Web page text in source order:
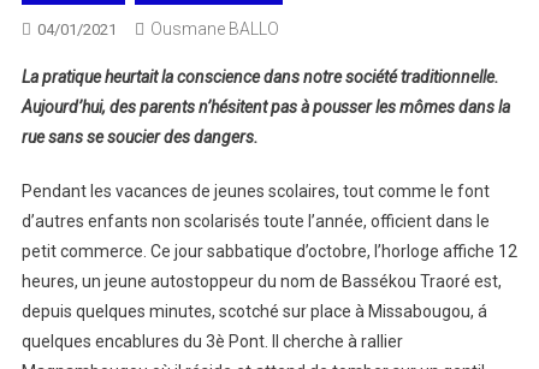
04/01/2021 Ousmane BALLO
La pratique heurtait la conscience dans notre société traditionnelle.
Aujourd’hui, des parents n’hésitent pas à pousser les mômes dans la
rue sans se soucier des dangers.
Pendant les vacances de jeunes scolaires, tout comme le font
d’autres enfants non scolarisés toute l’année, officient dans le
petit commerce. Ce jour sabbatique d’octobre, l’horloge affiche 12
heures, un jeune autostoppeur du nom de Bassékou Traoré est,
depuis quelques minutes, scotché sur place à Missabougou, á
quelques encablures du 3è Pont. Il cherche à rallier